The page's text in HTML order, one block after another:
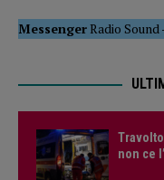
MessengerRadio Sound
non ce